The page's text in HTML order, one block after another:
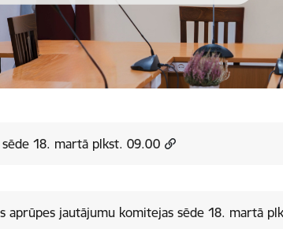
18. martā plkst. 09.00
aprūpes jautājumu komitejas sēde 18. martā